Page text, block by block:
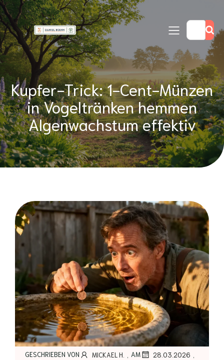
Kupfer-Trick: 1-Cent-Münzen
in Vogeltränken hemmen
Algenwachstum effektiv
GESCHRIEBEN VON MICKAEL H. , AM 28.03.2026 ,